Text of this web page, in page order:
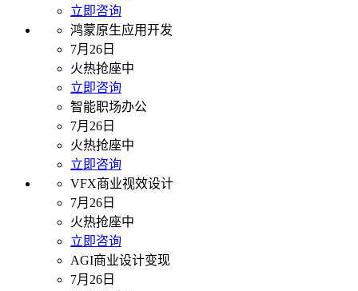
立即咨询
鸿蒙原生应用开发
7月26日
火热抢座中
立即咨询
智能职场办公
7月26日
火热抢座中
立即咨询
VFX商业视效设计
7月26日
火热抢座中
立即咨询
AGI商业设计变现
7月26日